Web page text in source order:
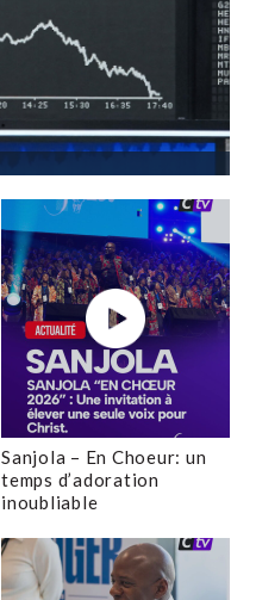
Sanjola – En Choeur: un
temps d’adoration
inoubliable